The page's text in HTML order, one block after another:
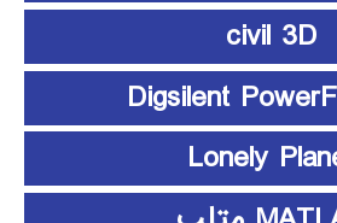
civil 3D
Digsilent
Lonely